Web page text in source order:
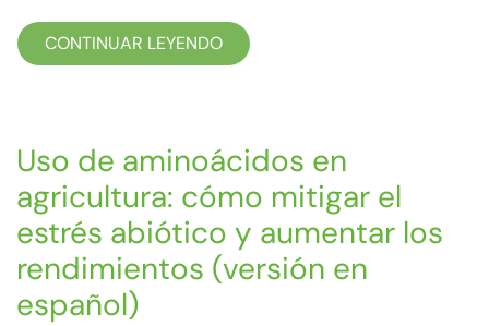
CONTINUAR LEYENDO
Uso de aminoácidos en
agricultura: cómo mitigar el
estrés abiótico y aumentar los
rendimientos (versión en
español)